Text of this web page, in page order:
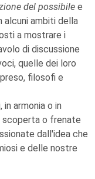
del possibile e
alcuni ambiti della
a mostrare i
di discussione
quelle dei loro
filosofi e
armonia o in
scoperta o frenate
dall'idea che
e delle nostre